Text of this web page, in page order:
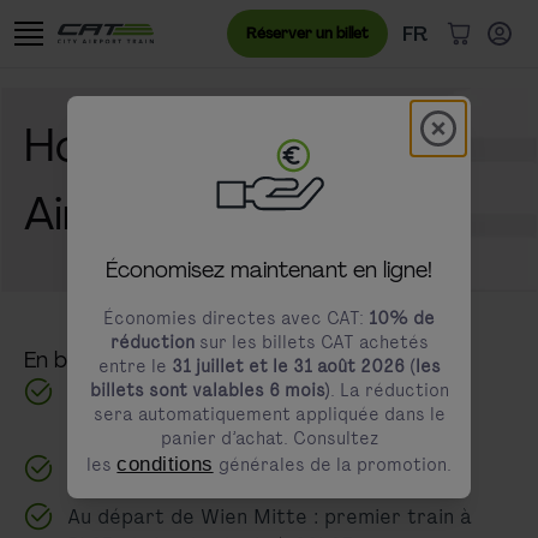
Aller à la bannière des cookies
Réserver un billet Menu de langue
FR
Langue
Horaires du City
Airport Train
En bref
16 minutes sans arrêt de l’aéroport au
centre de Vienne
Tous les jours toutes les 30 minutes
Au départ de Wien Mitte : premier train à
Modal
modals.promotion.title
Économisez maintenant en ligne!
Économies directes avec CAT: 10% de
réductionsur les billets CAT achetés
entre le 31 juillet et le 31 août 2026 (les
billets sont valables 6 mois). La réduction
sera automatiquement appliquée dans le
panier d’achat. Consultez
lesconditions générales de la promotion.